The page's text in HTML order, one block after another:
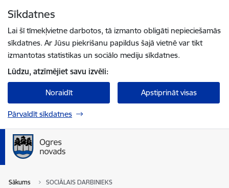
Sīkdatnes
Lai šī tīmekļvietne darbotos, tā izmanto obligāti nepieciešamās
sīkdatnes. Ar Jūsu piekrišanu papildus šajā vietnē var tikt
izmantotas statistikas un sociālo mediju sīkdatnes.
Lūdzu, atzīmējiet savu izvēli:
Noraidīt Apstiprināt visas
Pārvaldīt sīkdatnes
Sākums SOCIĀLAIS DARBINIEKS